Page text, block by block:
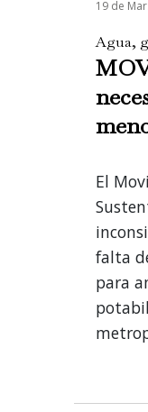
19 de
Agua,
El
falta
para